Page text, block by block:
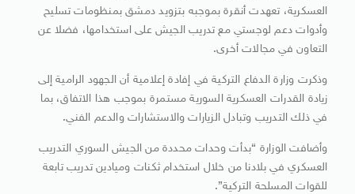
العسكرية، تعهدت أنقرة بموجبه بتزويد دمشق بمنظومات تسليح
وأدوات دعم لوجستي مع تدريب الجيش على استخدامها، فضلا عن
التعاون في مجالات أخرى.
وذكرت وزارة الدفاع التركية في إفادة إعلامية أن الجهود الرامية إلى
زيادة القدرات العسكرية السورية مستمرة بموجب هذا الاتفاق، بما
في ذلك التدريب وتبادل الزيارات والاستشارات والدعم الفني.
وأضافت الوزارة “بدأت وحدات محددة من الجيش السوري التدريب
العسكري في بلادنا من خلال استخدام ثكنات وميادين تدريب تابعة
للقوات المسلحة التركية”.